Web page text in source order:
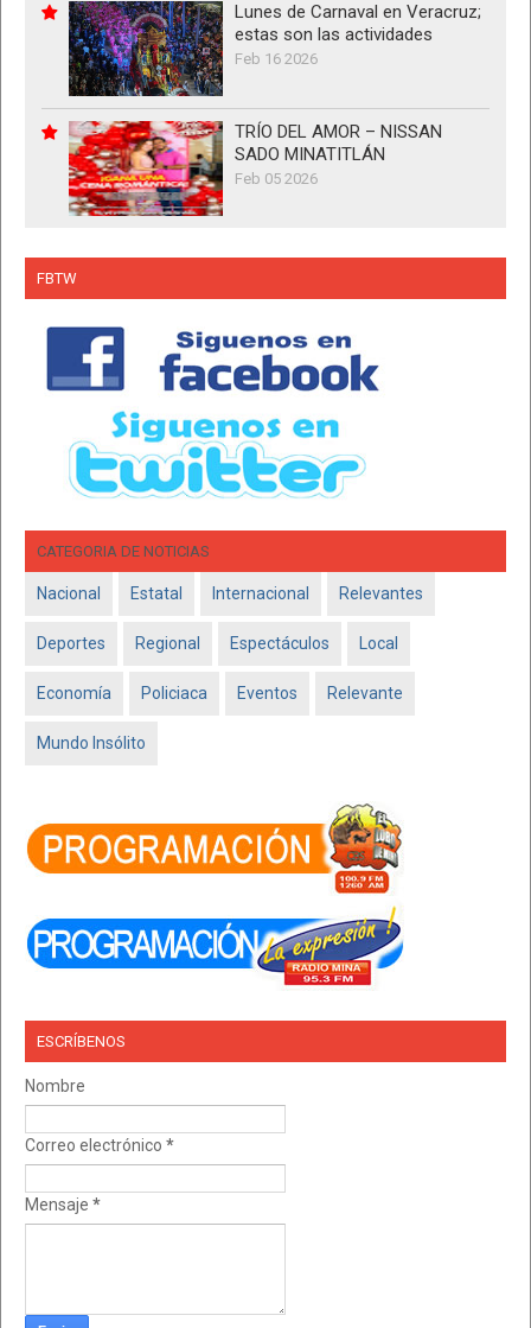
Lunes de Carnaval en Veracruz;
estas son las actividades
Feb 16 2026
TRÍO DEL AMOR – NISSAN
SADO MINATITLÁN
Feb 05 2026
FBTW
CATEGORIA DE NOTICIAS
Nacional Estatal Internacional Relevantes
Deportes Regional Espectáculos Local
Economía Policiaca Eventos Relevante
Mundo Insólito
ESCRÍBENOS
Nombre
Correo electrónico *
Mensaje *